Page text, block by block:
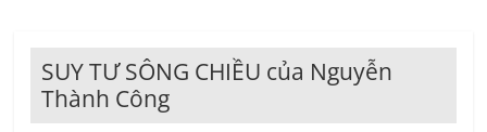
SUY TƯ SÔNG CHIỀU của Nguyễn
Thành Công